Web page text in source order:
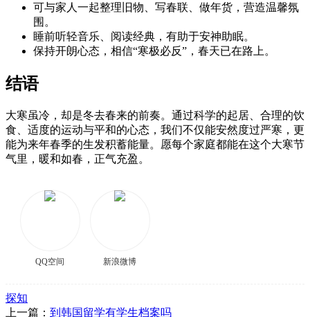
可与家人一起整理旧物、写春联、做年货，营造温馨氛
围。
睡前听轻音乐、阅读经典，有助于安神助眠。
保持开朗心态，相信“寒极必反”，春天已在路上。
结语
大寒虽冷，却是冬去春来的前奏。通过科学的起居、合理的饮
食、适度的运动与平和的心态，我们不仅能安然度过严寒，更
能为来年春季的生发积蓄能量。愿每个家庭都能在这个大寒节
气里，暖和如春，正气充盈。
QQ空间 新浪微博
探知
上一篇： 到韩国留学有学生档案吗